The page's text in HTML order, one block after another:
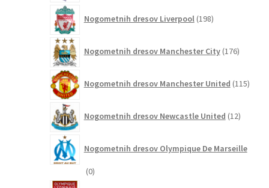
Nogometnih dresov Liverpool 198izdelkov
Nogometnih dresov Manchester City 176izdelkov
Nogometnih dresov Manchester United 115
Nogometnih dresov Newcastle United 12izdelkov
Nogometnih dresov Olympique De Marseille
00